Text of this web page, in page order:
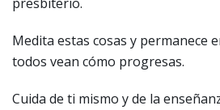
Medita estas cosas y permanece
todos vean cómo progresas.
Cuida de ti mismo y de la